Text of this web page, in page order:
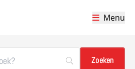
Menu